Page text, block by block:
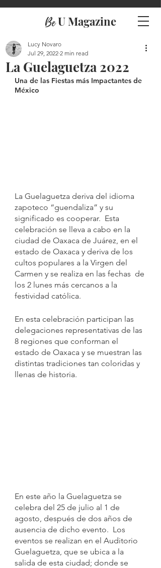
BeU Magazine
La Guelaguetza 2022
Lucy Novaro
Jul 29, 2022 2 min read
Una de las Fiestas más Impactantes de
México
La Guelaguetza deriva del idioma
zapoteco “guendaliza” y su
significado es cooperar.  Esta
celebración se lleva a cabo en la
ciudad de Oaxaca de Juárez, en el
estado de Oaxaca y deriva de los
cultos populares a la Virgen del
Carmen y se realiza en las fechas  de
los 2 lunes más cercanos a la
festividad católica.
En esta celebración participan las
delegaciones representativas de las
8 regiones que conforman el
estado de Oaxaca y se muestran las
distintas tradiciones tan coloridas y
llenas de historia.
En este año la Guelaguetza se
celebra del 25 de julio al 1 de
agosto, después de dos años de
ausencia de dicho evento.  Los
eventos se realizan en el Auditorio
Guelaguetza, que se ubica a la
salida de esta ciudad; donde se